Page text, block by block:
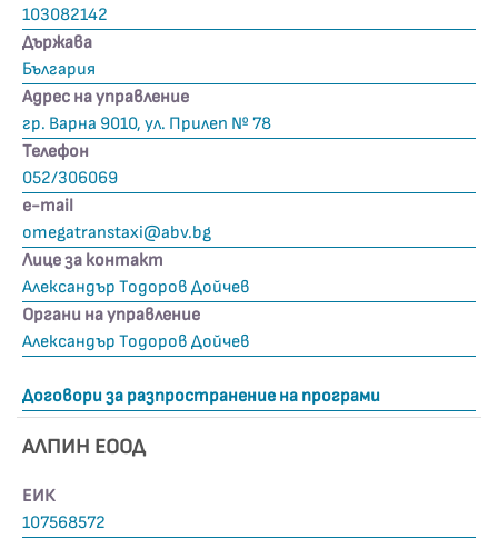
103082142
Държава
България
Адрес на управление
гр. Варна 9010, ул. Прилеп № 78
Телефон
052/306069
е-mail
omegatranstaxi@abv.bg
Лице за контакт
Александър Тодоров Дойчев
Органи на управление
Александър Тодоров Дойчев
Договори за разпространение на програми
АЛПИН ЕООД
ЕИК
107568572